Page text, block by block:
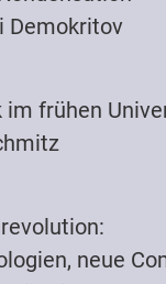
Demokritov
im frühen
neue